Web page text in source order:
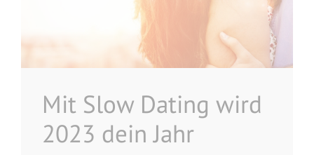
Mit Slow Dating wird
2023 dein Jahr